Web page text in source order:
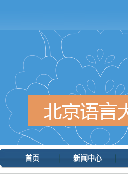
首页 新闻中心